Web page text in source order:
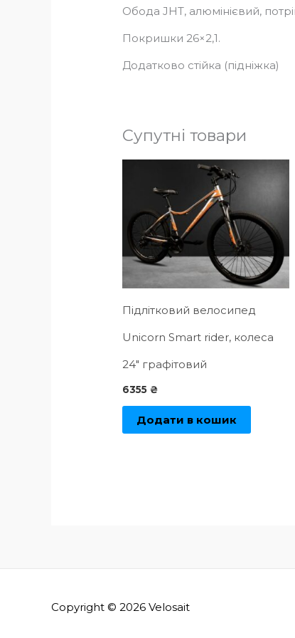
Обода JHT, алюмінієвий,
Покришки 26×2,1.
Додатково стійка (підніжка)
Супутні товари
Підлітковий велосипед
Unicorn Smart rider, колеса
24″ графітовий
6355 ₴
Додати в кошик
Copyright © 2026 Velosait